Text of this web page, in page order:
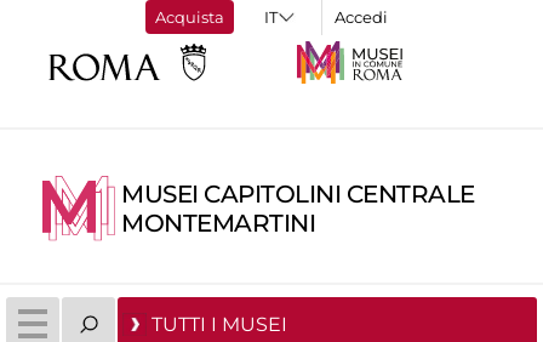
Acquista Accedi
MUSEI CAPITOLINI CENTRALE
MONTEMARTINI
TUTTI I MUSEI